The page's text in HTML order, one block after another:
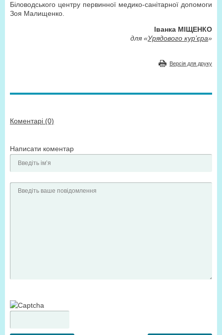
Біловодського центру первинної медико-санітарної допомоги
Зоя Малищенко.
Іванка МІЩЕНКО
для «Урядового кур’єра»
Версія для друку
Коментарі (0)
Написати коментар